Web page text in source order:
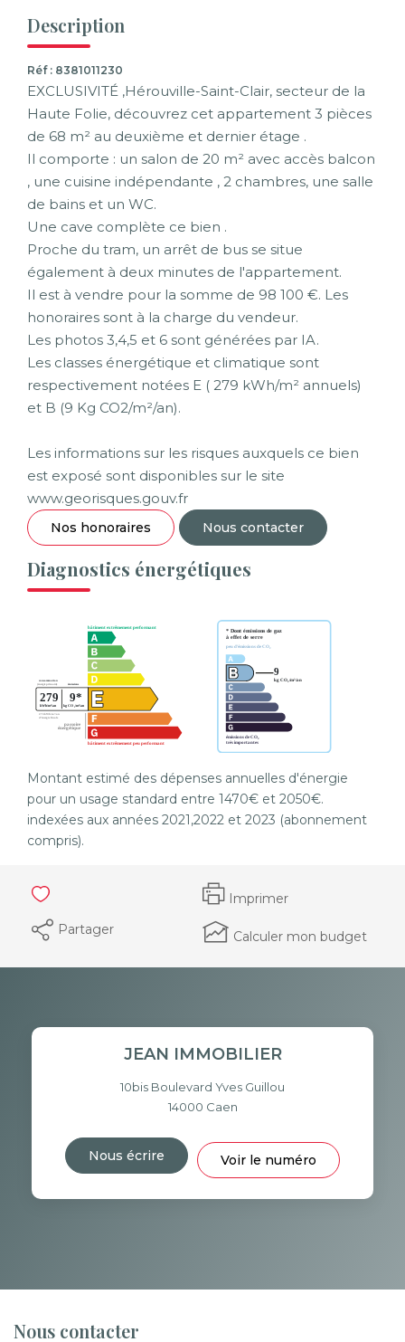
Description
Réf : 8381011230
EXCLUSIVITÉ ,Hérouville-Saint-Clair, secteur de la
Haute Folie, découvrez cet appartement 3 pièces
de 68 m² au deuxième et dernier étage .
Il comporte : un salon de 20 m² avec accès balcon
, une cuisine indépendante , 2 chambres, une salle
de bains et un WC.
Une cave complète ce bien .
Proche du tram, un arrêt de bus se situe
également à deux minutes de l'appartement.
Il est à vendre pour la somme de 98 100 €. Les
honoraires sont à la charge du vendeur.
Les photos 3,4,5 et 6 sont générées par IA.
Les classes énergétique et climatique sont
respectivement notées E ( 279 kWh/m² annuels)
et B (9 Kg CO2/m²/an).
Les informations sur les risques auxquels ce bien
est exposé sont disponibles sur le site
www.georisques.gouv.fr
Nos honoraires Nous contacter
Diagnostics énergétiques
Montant estimé des dépenses annuelles d'énergie
pour un usage standard entre 1470€ et 2050€.
indexées aux années 2021,2022 et 2023 (abonnement
compris).
Imprimer
Partager
Calculer mon budget
JEAN IMMOBILIER
10bis Boulevard Yves Guillou
14000 Caen
Nous écrire Voir le numéro
Nous contacter